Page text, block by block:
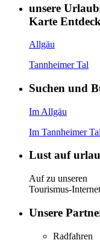
unsere
Karte
Allgäu
Tannheimer Tal
Suchen und
Im Allgäu
Im Tannheimer Tal
Lust auf
Auf zu unseren
Tourismus-
Unsere
Radfahren